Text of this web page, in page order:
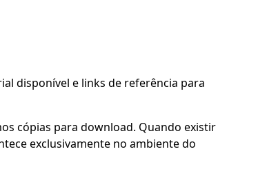
disponível e links de referência para
cópias para download. Quando existir
exclusivamente no ambiente do